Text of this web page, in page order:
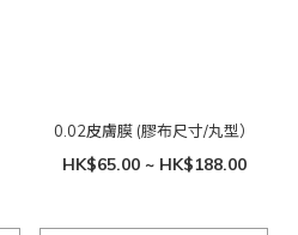
0.02皮膚膜 (膠布尺寸/丸型）
HK$65.00 ~ HK$188.00